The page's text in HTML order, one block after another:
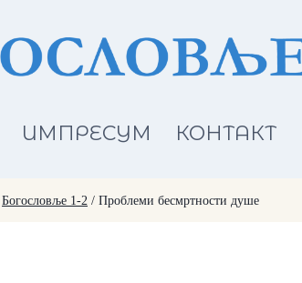
ИМПРЕСУМ КОНТАКТ
Богословље 1-2 / Проблеми бесмртности душе